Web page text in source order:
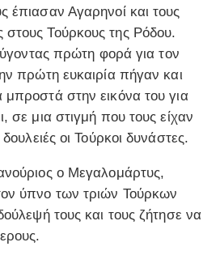
έπιασαν Αγαρηνοί και τους
Τούρκους της Ρόδου.
πρώτη φορά για τον
πρώτη ευκαιρία πήγαν και
στην εικόνα του για
σε μια στιγμή που τους είχαν
οι Τούρκοι δυνάστες.
ο Μεγαλομάρτυς,
ύπνο των τριών Τούρκων
τους και τους ζήτησε να